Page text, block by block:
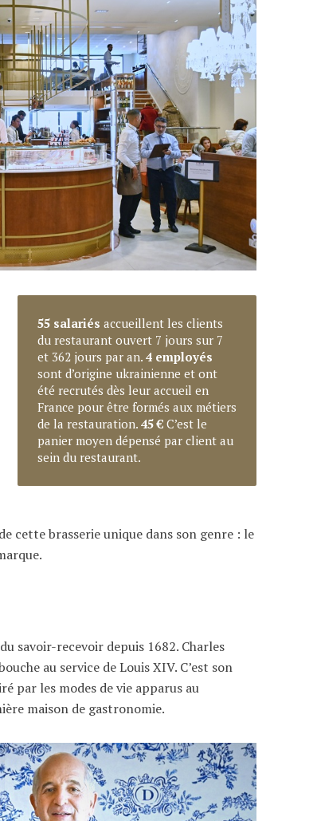
55 salariés accueillent les clients
du restaurant ouvert 7 jours sur 7
et 362 jours par an.4 employés
sont d’origine ukrainienne et ont
été recrutés dès leur accueil en
France pour être formés aux métiers
de la restauration.45 € C’est le
panier moyen dépensé par client au
sein du restaurant.
cette brasserie unique dans son genre : le
savoir-recevoir depuis 1682. Charles
au service de Louis XIV. C’est son
par les modes de vie apparus au
maison de gastronomie.